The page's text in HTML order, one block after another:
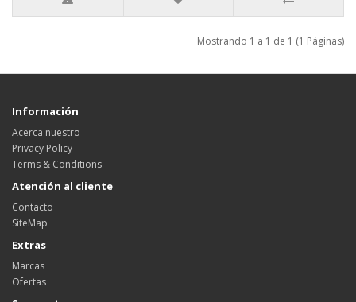
Mostrando 1 a 1 de 1 (1 Páginas)
Información
Acerca nuestro
Privacy Policy
Terms & Conditions
Atención al cliente
Contacto
SiteMap
Extras
Marcas
Ofertas